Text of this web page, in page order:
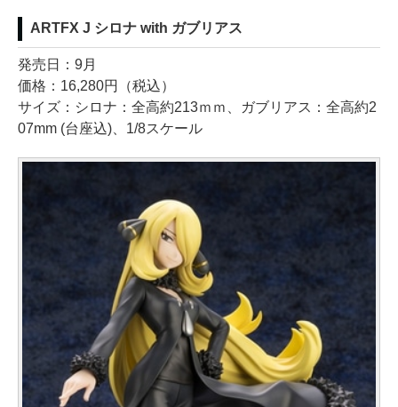
ARTFX J シロナ with ガブリアス
発売日：9月
価格：16,280円（税込）
サイズ：シロナ：全高約213ｍｍ、ガブリアス：全高約2
07mm (台座込)、1/8スケール